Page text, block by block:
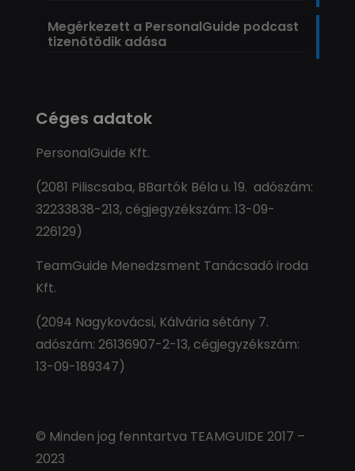
Megérkezett a PersonalGuide podcast
tizenötödik adása
Céges adatok
PersonalGuide Kft.
(2081 Piliscsaba, BBartók Béla u. 19. adószám:
32233838-213, cégjegyzékszám: 13-09-
226129)
TeamGuide Menedzsment Tanácsadó iroda
Kft.
(2094 Nagykovácsi, Kálvária sétány 7.
adószám: 26136907-2-13, cégjegyzékszám:
13-09-189347)
© Minden jog fenntartva TEAMGUIDE 2017 –
2023